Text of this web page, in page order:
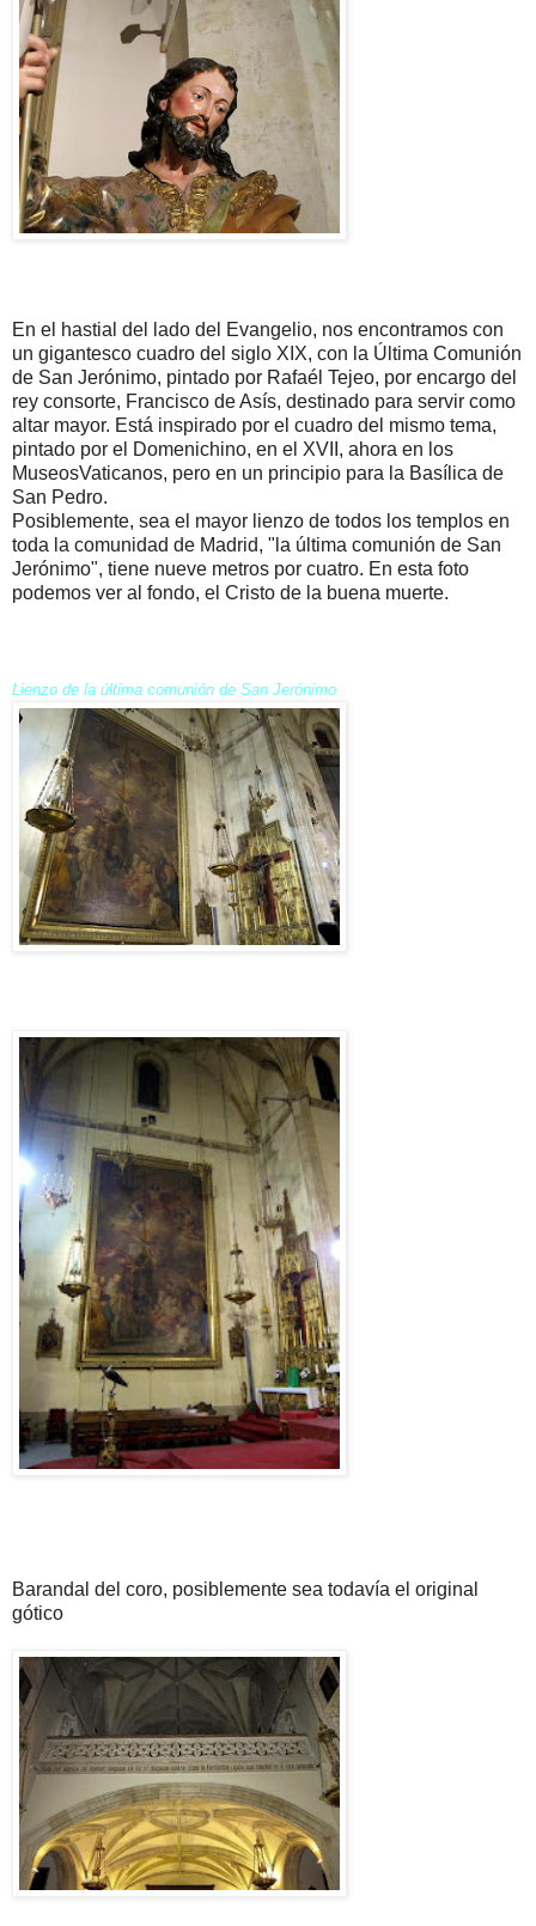
En el hastial del lado del Evangelio, nos encontramos con
un gigantesco cuadro del siglo XIX, con la Última Comunión
de San Jerónimo, pintado por Rafaél Tejeo, por encargo del
rey consorte, Francisco de Asís, destinado para servir como
altar mayor. Está inspirado por el cuadro del mismo tema,
pintado por el Domenichino, en el XVII, ahora en los
MuseosVaticanos, pero en un principio para la Basílica de
San Pedro.
Posiblemente, sea el mayor lienzo de todos los templos en
toda la comunidad de Madrid, "la última comunión de San
Jerónimo", tiene nueve metros por cuatro. En esta foto
podemos ver al fondo, el Cristo de la buena muerte.
Lienzo de la última comunión de San Jerónimo
Barandal del coro, posiblemente sea todavía el original
gótico